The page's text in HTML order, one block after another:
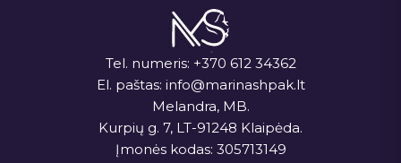
Tel. numeris: +370 612 34362
El. paštas: info@marinashpak.lt
Melandra, MB.
Kurpių g. 7, LT-91248 Klaipėda.
Įmonės kodas: 305713149